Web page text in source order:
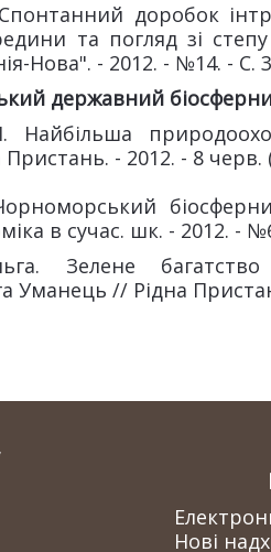
доробок
та погляд зі
Нова". - 2012. - №14. - С.
державний
Найбільша
Пристань. - 2012. - 8
в сучас. шк. - 2012. -
Зелене багатство
Уманець // Рідна
Нові